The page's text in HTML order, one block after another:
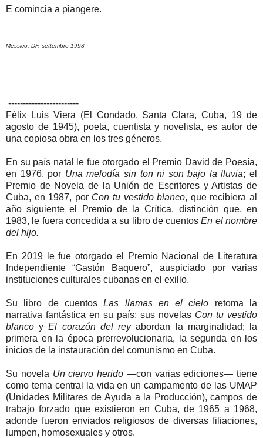
E comincia a piangere.
Messico, DF, settembre 1998
------------------------
Félix Luis Viera (El Condado, Santa Clara, Cuba, 19 de
agosto de 1945), poeta, cuentista y novelista, es autor de
una copiosa obra en los tres géneros.
En su país natal le fue otorgado el Premio David de Poesía,
en 1976, por Una melodía sin ton ni son bajo la lluvia; el
Premio de Novela de la Unión de Escritores y Artistas de
Cuba, en 1987, por Con tu vestido blanco, que recibiera al
año siguiente el Premio de la Crítica, distinción que, en
1983, le fuera concedida a su libro de cuentosEn el nombre
del hijo.
En 2019 le fue otorgado el Premio Nacional de Literatura
Independiente “Gastón Baquero”, auspiciado por varias
instituciones culturales cubanas en el exilio.
Su libro de cuentosLas llamas en el cielo retoma la
narrativa fantástica en su país; sus novelas Con tu vestido
blanco yEl corazón del reyabordan la marginalidad; la
primera en la época prerrevolucionaria, la segunda en los
inicios de la instauración del comunismo en Cuba.
Su novela Un ciervo herido —con varias ediciones— tiene
como tema central la vida en un campamento de las UMAP
(Unidades Militares de Ayuda a la Producción), campos de
trabajo forzado que existieron en Cuba, de 1965 a 1968,
adonde fueron enviados religiosos de diversas filiaciones,
lumpen, homosexuales y otros.